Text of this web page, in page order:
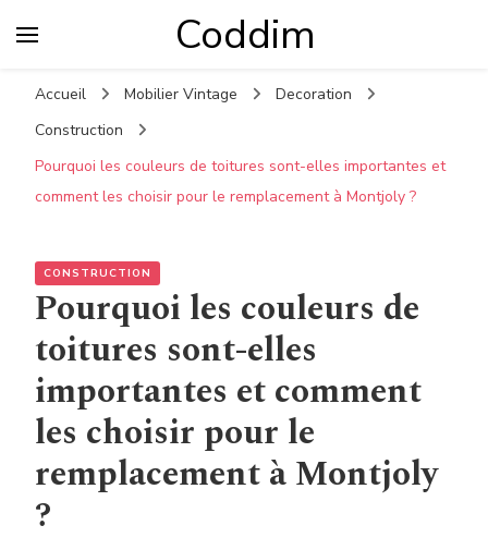
Coddim
Accueil Mobilier Vintage
Decoration
Construction
Pourquoi les couleurs de toitures sont-elles importantes et
comment les choisir pour le remplacement à Montjoly ?
CONSTRUCTION
Pourquoi les couleurs de
toitures sont-elles
importantes et comment
les choisir pour le
remplacement à Montjoly
?